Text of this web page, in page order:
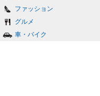
ファッション
グルメ
車・バイク